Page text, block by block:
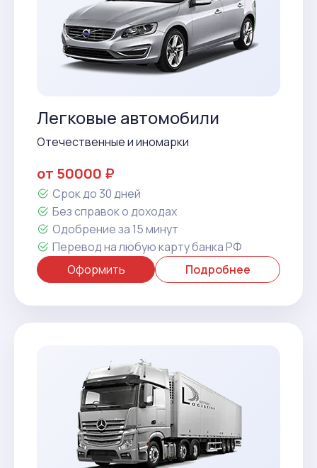
Легковые автомобили
Отечественные и иномарки
от 50000 ₽
Срок до 30 дней
Без справок о доходах
Одобрение за 15 минут
Перевод на любую карту банка РФ
Оформить
Подробнее